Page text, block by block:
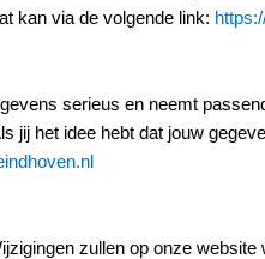
kan via de volgende link:
serieus en neemt
jij het idee hebt dat jouw
zullen op onze